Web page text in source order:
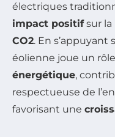
électriques
impact positifsur la
CO2. En s’appuyant
éolienne joue un
énergétique,
respectueuse de
favorisant une